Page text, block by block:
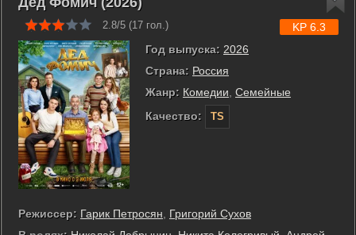
2.8/5 (17 гол.)
Год выпуска: 2026
Страна: Россия
Жанр: Комедии Семейные
Качество:
TS
KP 6.3
Режиссер: Гарик Петросян
Григорий Сухов